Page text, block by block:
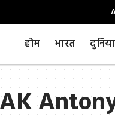
होम भारत दुनिया
AK